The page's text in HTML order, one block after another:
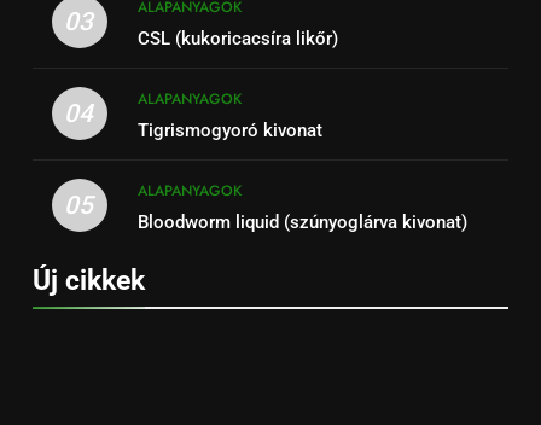
03
ALAPANYAGOK
CSL (kukoricacsíra likőr)
04
ALAPANYAGOK
Tigrismogyoró kivonat
05
ALAPANYAGOK
Bloodworm liquid (szúnyoglárva kivonat)
Új cikkek